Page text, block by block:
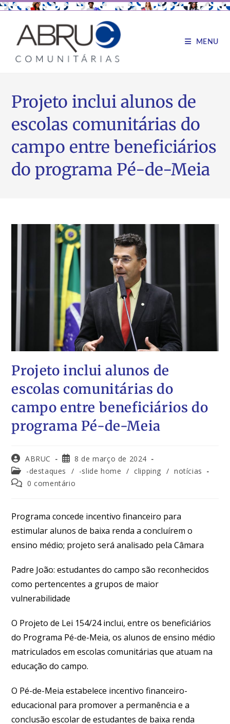
MENU
Projeto inclui alunos de
escolas comunitárias do
campo entre beneficiários
do programa Pé-de-Meia
Projeto inclui alunos de
escolas comunitárias do
campo entre beneficiários do
programa Pé-de-Meia
ABRUC
8 de março de 2024
-destaques
/ -slide home / clipping / notícias
0 comentário
Programa concede incentivo financeiro para
estimular alunos de baixa renda a concluírem o
ensino médio; projeto será analisado pela Câmara
Padre João: estudantes do campo são reconhecidos
como pertencentes a grupos de maior
vulnerabilidade
O Projeto de Lei 154/24 inclui, entre os beneficiários
do Programa Pé-de-Meia, os alunos de ensino médio
matriculados em escolas comunitárias que atuam na
educação do campo.
O Pé-de-Meia estabelece incentivo financeiro-
educacional para promover a permanência e a
conclusão escolar de estudantes de baixa renda